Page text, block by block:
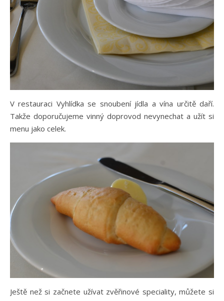
V restauraci Vyhlídka se snoubení jídla a vína určitě daří.
Takže doporučujeme vinný doprovod nevynechat a užít si
menu jako celek.
Ještě než si začnete užívat zvěřinové speciality, můžete si